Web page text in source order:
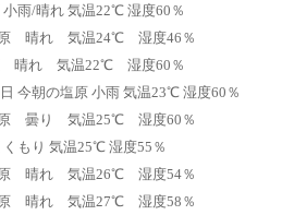
雨/晴れ 気温22℃ 湿度60％
原 晴れ 気温24℃ 湿度46％
晴れ 気温22℃ 湿度60％
今朝の塩原 小雨 気温23℃ 湿度60％
原 曇り 気温25℃ 湿度60％
もり 気温25℃ 湿度55％
原 晴れ 気温26℃ 湿度54％
原 晴れ 気温27℃ 湿度58％